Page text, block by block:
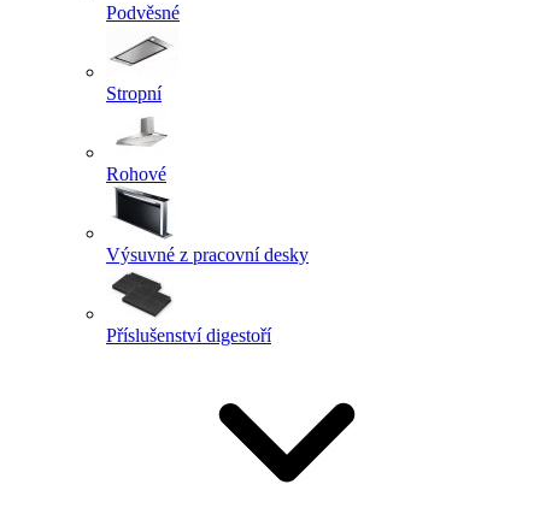
Podvěsné
Stropní
Rohové
Výsuvné z pracovní desky
Příslušenství digestoří